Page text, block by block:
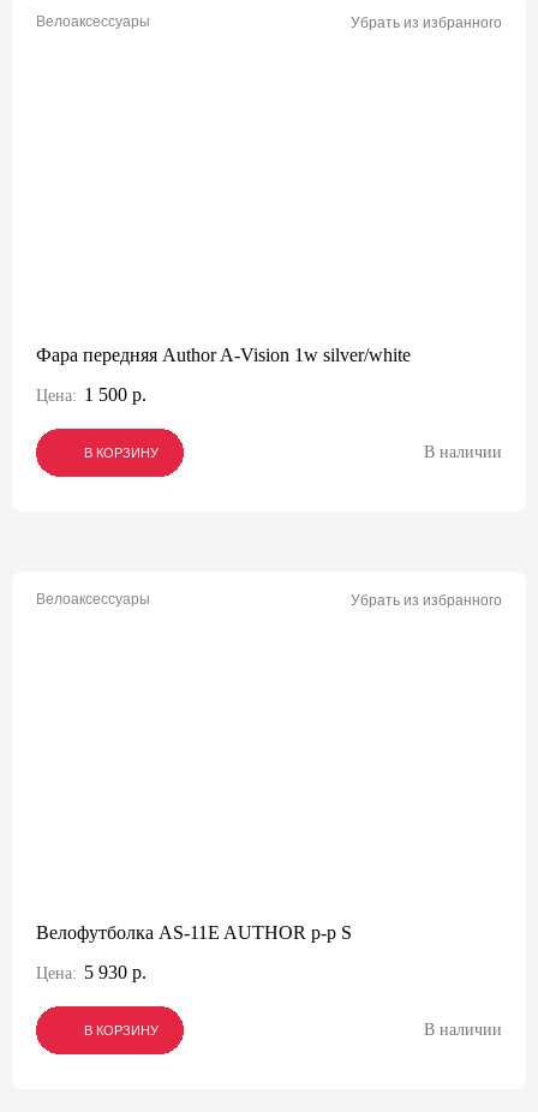
Велоаксессуары Убрать из избранного
Фара передняя Author A-Vision 1w silver/white
Цена: 1 500 р.
В КОРЗИНУ
В КОРЗИНУ
В КОРЗИНУ В наличии
Велоаксессуары Убрать из избранного
Велофутболка AS-11E AUTHOR р-р S
Цена: 5 930 р.
В КОРЗИНУ
В КОРЗИНУ
В КОРЗИНУ В наличии